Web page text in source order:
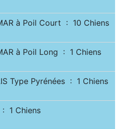
à Poil Court : 10 Chiens
à Poil Long : 1 Chiens
Type Pyrénées : 1 Chiens
: 1 Chiens